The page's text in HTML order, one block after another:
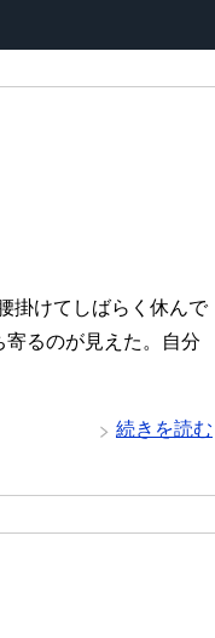
掛けてしばらく休んで
るのが見えた。自分
続きを読む